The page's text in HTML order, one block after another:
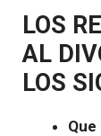
LOS
AL
LOS